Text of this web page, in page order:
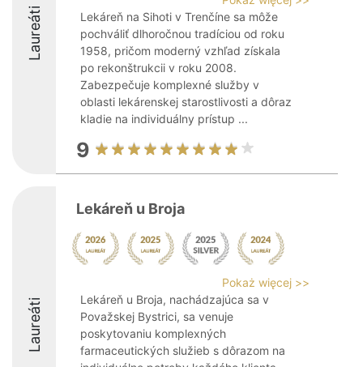
Laureáti
Lekáreň na Sihoti v Trenčíne sa môže
pochváliť dlhoročnou tradíciou od roku
1958, pričom moderný vzhľad získala
po rekonštrukcii v roku 2008.
Zabezpečuje komplexné služby v
oblasti lekárenskej starostlivosti a dôraz
kladie na individuálny prístup ...
9
Laureáti
Lekáreň u Broja
Pokaż więcej >>
Lekáreň u Broja, nachádzajúca sa v
Považskej Bystrici, sa venuje
poskytovaniu komplexných
farmaceutických služieb s dôrazom na